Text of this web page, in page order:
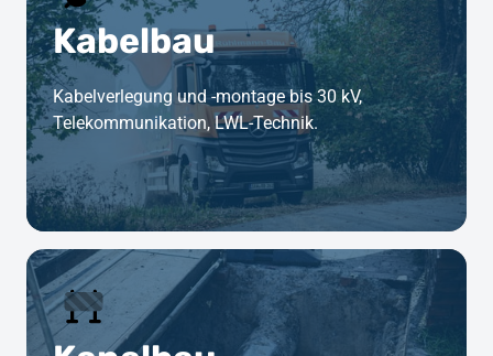
Kabelbau
Kabelverlegung und -montage bis 30 kV,
Telekommunikation, LWL-Technik.